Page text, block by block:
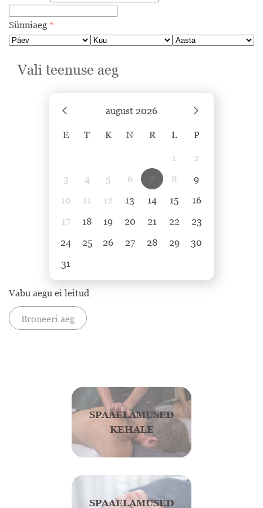
Sünniaeg *
Vali teenuse aeg
august 2026
E T K N R L P
1
2
3
4 5 6 7 8
9
10
11 12 13 14 15
16
17
18 19 20 21 22
23
24
25 26 27 28 29
30
31
Vabu aegu ei leitud
Broneeri aeg
SPAAELAMUSED
KEHALE
SPAAELAMUSED